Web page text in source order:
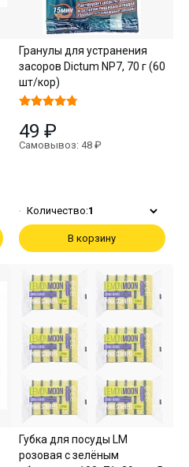
Гранулы для устранения
засоров Dictum NP7, 70 г (60
шт/кор)
49 ₽
Самовывоз: 48 ₽
Количество:1
В корзину
Губка для посуды LM
розовая с зелёным